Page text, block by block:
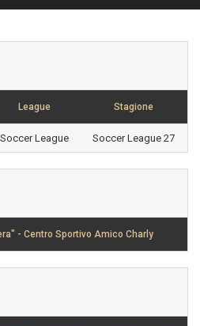
League Stagione
Soccer League Soccer League 27
- Centro Sportivo Amico Charly